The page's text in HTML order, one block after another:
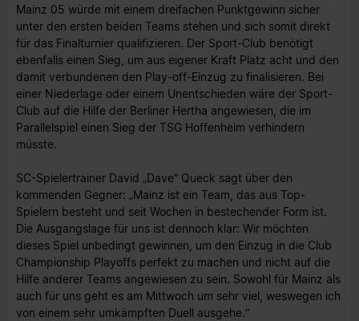
Mainz 05 würde mit einem dreifachen Punktgewinn sicher
unter den ersten beiden Teams stehen und sich somit direkt
für das Finalturnier qualifizieren. Der Sport-Club benötigt
ebenfalls einen Sieg, um aus eigener Kraft Platz acht und den
damit verbundenen den Play-off-Einzug zu finalisieren. Bei
einer Niederlage oder einem Unentschieden wäre der Sport-
Club auf die Hilfe der Berliner Hertha angewiesen, die im
Parallelspiel einen Sieg der TSG Hoffenheim verhindern
müsste.
SC-Spielertrainer David „Dave“ Queck sagt über den
kommenden Gegner: „Mainz ist ein Team, das aus Top-
Spielern besteht und seit Wochen in bestechender Form ist.
Die Ausgangslage für uns ist dennoch klar: Wir möchten
dieses Spiel unbedingt gewinnen, um den Einzug in die Club
Championship Playoffs perfekt zu machen und nicht auf die
Hilfe anderer Teams angewiesen zu sein. Sowohl für Mainz als
auch für uns geht es am Mittwoch um sehr viel, weswegen ich
von einem sehr umkämpften Duell ausgehe.“